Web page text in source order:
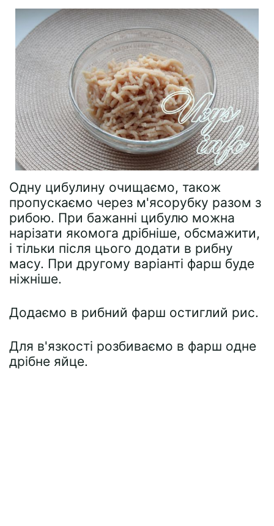
Одну цибулину очищаємо, також
пропускаємо через м'ясорубку разом з
рибою. При бажанні цибулю можна
нарізати якомога дрібніше, обсмажити,
і тільки після цього додати в рибну
масу. При другому варіанті фарш буде
ніжніше.
Додаємо в рибний фарш остиглий рис.
Для в'язкості розбиваємо в фарш одне
дрібне яйце.